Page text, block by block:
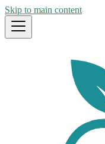
Skip to main content